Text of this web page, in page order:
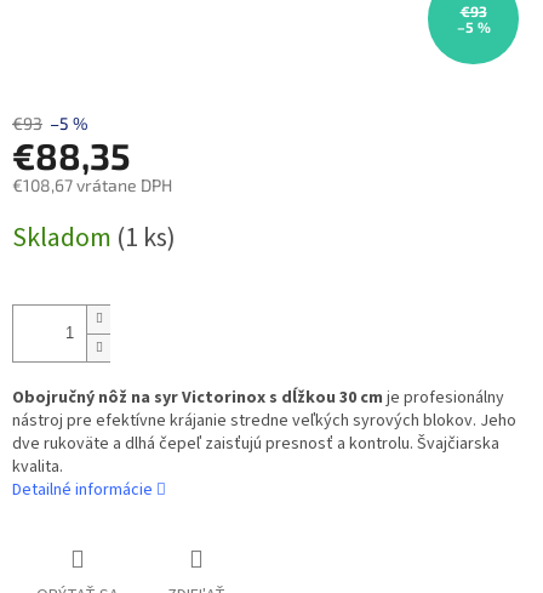
€93
–5 %
€93 –5 %
€88,35
€108,67 vrátane DPH
cena:
Skladom (1 ks)
Obojručný nôž na syr Victorinox s dĺžkou 30 cm je profesionálny
nástroj pre efektívne krájanie stredne veľkých syrových blokov. Jeho
dve rukoväte a dlhá čepeľ zaisťujú presnosť a kontrolu. Švajčiarska
kvalita.
Detailné informácie